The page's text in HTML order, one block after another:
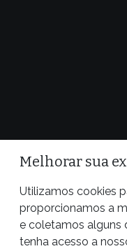
Melhorar sua
Utilizamos cookies
proporcionamos a
e coletamos alguns
tenha acesso a